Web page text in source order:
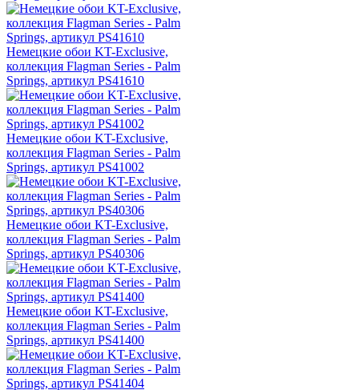
Немецкие обои KT-Exclusive,
коллекция Flagman Series - Palm
Springs, артикул PS41610
Немецкие обои KT-Exclusive,
коллекция Flagman Series - Palm
Springs, артикул PS41002
Немецкие обои KT-Exclusive,
коллекция Flagman Series - Palm
Springs, артикул PS40306
Немецкие обои KT-Exclusive,
коллекция Flagman Series - Palm
Springs, артикул PS41400